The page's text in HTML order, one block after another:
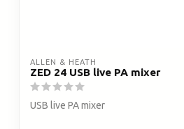
ALLEN & HEATH
ZED 24 USB live PA mixer
USB live PA mixer